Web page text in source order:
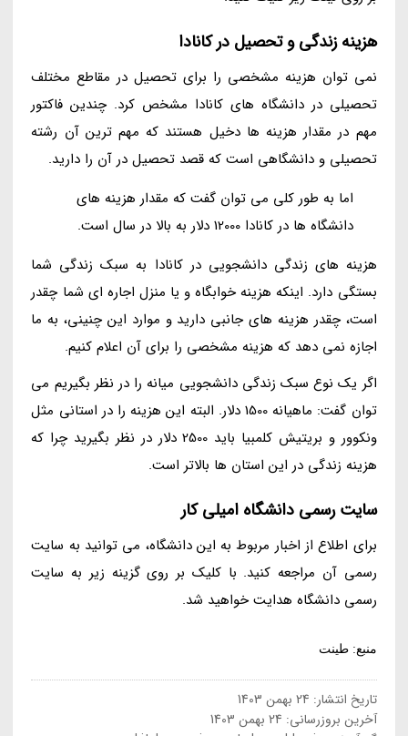
هزینه زندگی و تحصیل در کانادا
نمی توان هزینه مشخصی را برای تحصیل در مقاطع مختلف
تحصیلی در دانشگاه های کانادا مشخص کرد. چندین فاکتور
مهم در مقدار هزینه ها دخیل هستند که مهم ترین آن رشته
تحصیلی و دانشگاهی است که قصد تحصیل در آن را دارید.
اما به طور کلی می توان گفت که مقدار هزینه های
دانشگاه ها در کانادا 12000 دلار به بالا در سال است.
هزینه های زندگی دانشجویی در کانادا به سبک زندگی شما
بستگی دارد. اینکه هزینه خوابگاه و یا منزل اجاره ای شما چقدر
است، چقدر هزینه های جانبی دارید و موارد این چنینی، به ما
اجازه نمی دهد که هزینه مشخصی را برای آن اعلام کنیم.
اگر یک نوع سبک زندگی دانشجویی میانه را در نظر بگیریم می
توان گفت: ماهیانه 1500 دلار. البته این هزینه را در استانی مثل
ونکوور و بریتیش کلمبیا باید 2500 دلار در نظر بگیرید چرا که
هزینه زندگی در این استان ها بالاتر است.
سایت رسمی دانشگاه امیلی کار
برای اطلاع از اخبار مربوط به این دانشگاه، می توانید به سایت
رسمی آن مراجعه کنید. با کلیک بر روی گزینه زیر به سایت
رسمی دانشگاه هدایت خواهید شد.
منبع: طینت
تاریخ انتشار: 24 بهمن 1403
آخرین بروزرسانی: 24 بهمن 1403